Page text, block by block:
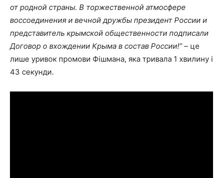
от родной страны. В торжественной атмосфере
воссоединения и вечной дружбы президент России и
представитель крымской общественности подписали
Договор о вхождении Крыма в состав России!” – це
лише уривок промови Фішмана, яка тривала 1 хвилину і
43 секунди.